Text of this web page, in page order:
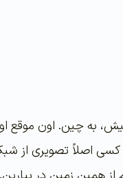
این بازی اصلاً چیز تازه‌ای نیست. بیاین یه عقب‌گرد بزنیم به
کسی اصلاً تصویری از